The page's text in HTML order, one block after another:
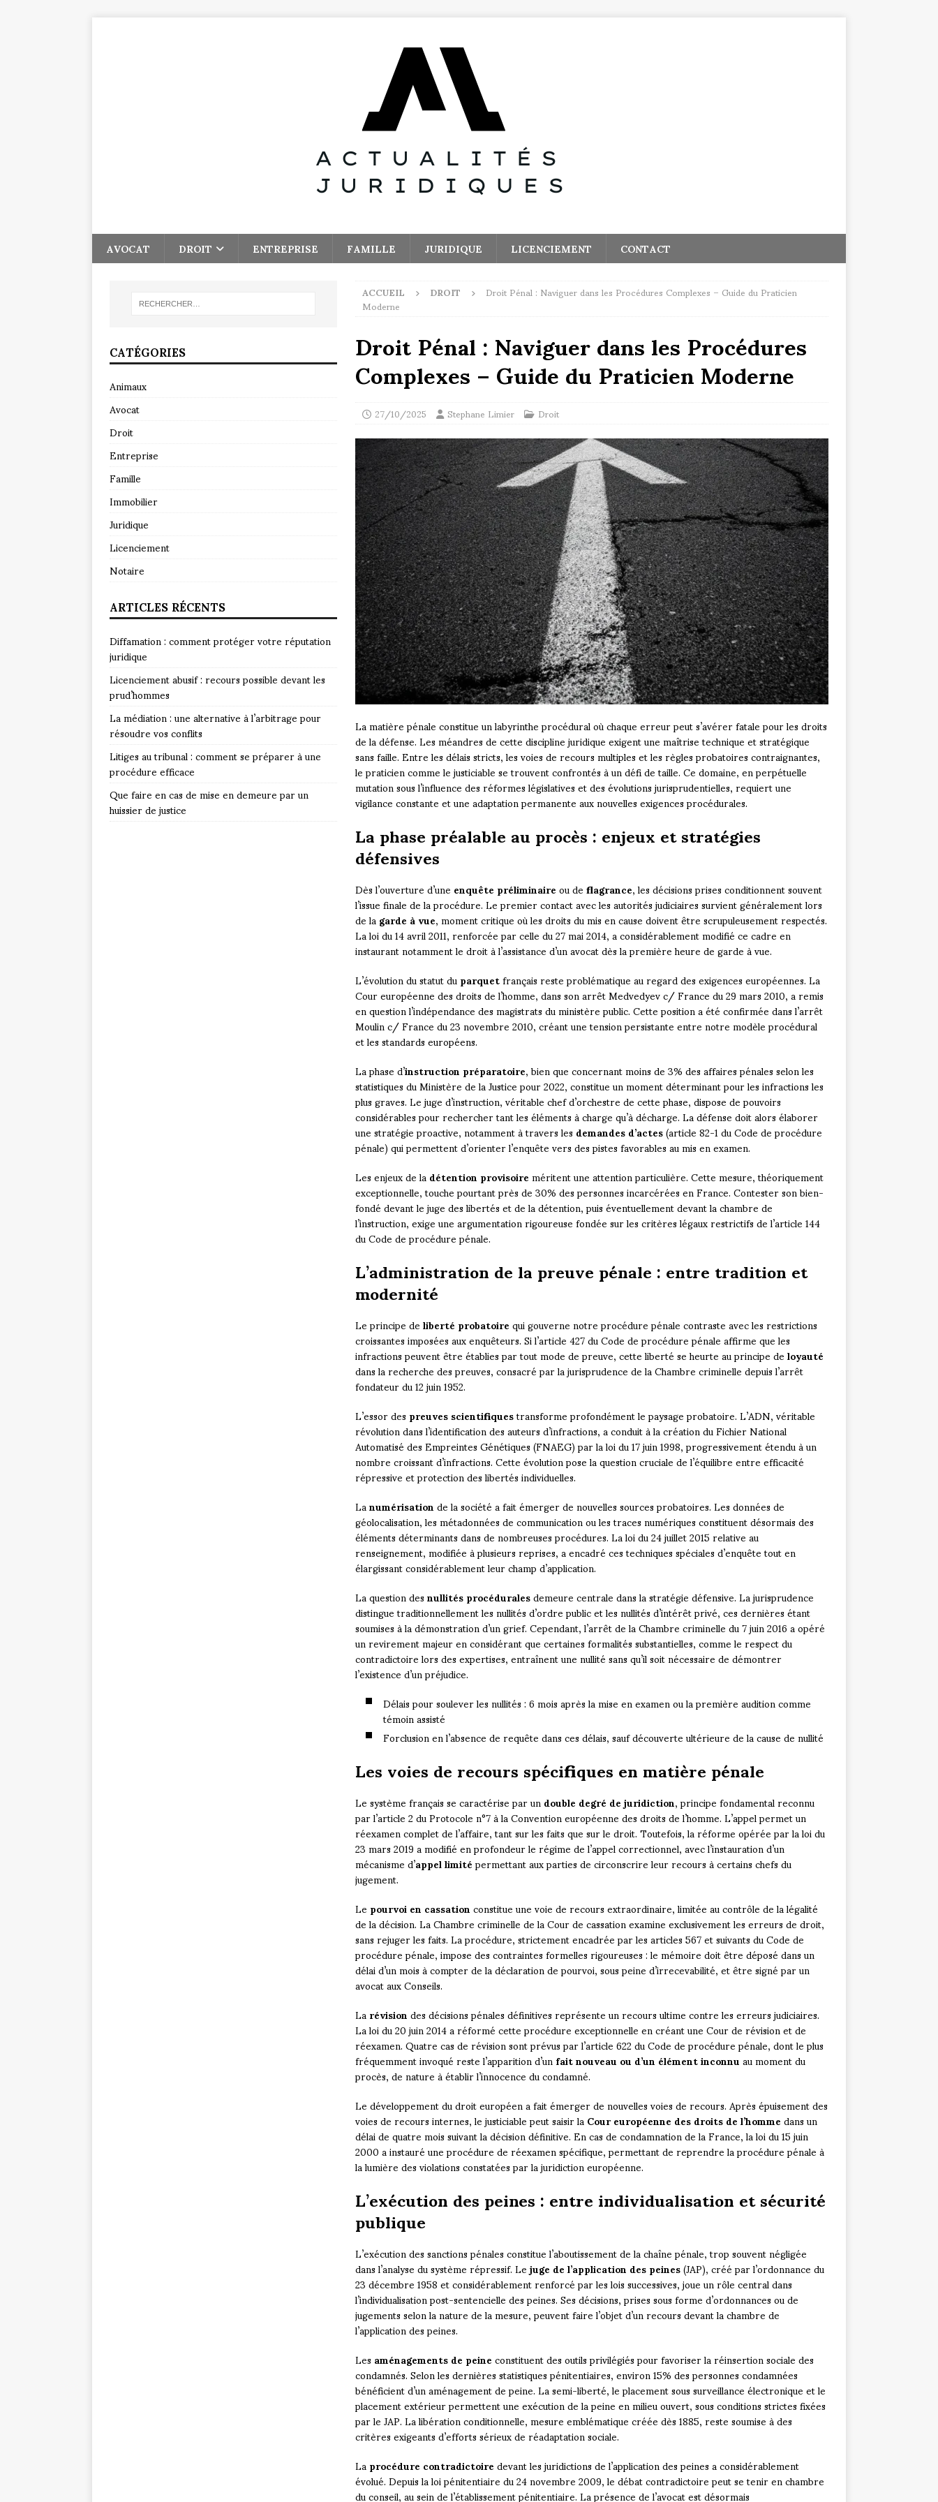
AVOCAT DROIT ENTREPRISE FAMILLE JURIDIQUE LICENCIEMENT CONTACT
ACCUEIL DROIT Droit Pénal : Naviguer dans les Procédures Complexes – Guide du Praticien
Moderne
Droit Pénal : Naviguer dans les Procédures
Complexes – Guide du Praticien Moderne
27/10/2025 Stephane Limier Droit
La matière pénale constitue un labyrinthe procédural où chaque erreur peut s’avérer fatale pour les droits
de la défense. Les méandres de cette discipline juridique exigent une maîtrise technique et stratégique
sans faille. Entre les délais stricts, les voies de recours multiples et les règles probatoires contraignantes,
le praticien comme le justiciable se trouvent confrontés à un défi de taille. Ce domaine, en perpétuelle
mutation sous l’influence des réformes législatives et des évolutions jurisprudentielles, requiert une
vigilance constante et une adaptation permanente aux nouvelles exigences procédurales.
La phase préalable au procès : enjeux et stratégies
défensives
Dès l’ouverture d’uneenquête préliminaireou deflagrance, les décisions prises conditionnent souvent
l’issue finale de la procédure. Le premier contact avec les autorités judiciaires survient généralement lors
de lagarde à vue, moment critique où les droits du mis en cause doivent être scrupuleusement respectés.
La loi du 14 avril 2011, renforcée par celle du 27 mai 2014, a considérablement modifié ce cadre en
instaurant notamment le droit à l’assistance d’un avocat dès la première heure de garde à vue.
L’évolution du statut duparquetfrançais reste problématique au regard des exigences européennes. La
Cour européenne des droits de l’homme, dans son arrêt Medvedyev c/ France du 29 mars 2010, a remis
en question l’indépendance des magistrats du ministère public. Cette position a été confirmée dans l’arrêt
Moulin c/ France du 23 novembre 2010, créant une tension persistante entre notre modèle procédural
et les standards européens.
La phase d’instruction préparatoire, bien que concernant moins de 3% des affaires pénales selon les
statistiques du Ministère de la Justice pour 2022, constitue un moment déterminant pour les infractions les
plus graves. Le juge d’instruction, véritable chef d’orchestre de cette phase, dispose de pouvoirs
considérables pour rechercher tant les éléments à charge qu’à décharge. La défense doit alors élaborer
une stratégie proactive, notamment à travers lesdemandes d’actes(article 82-1 du Code de procédure
pénale) qui permettent d’orienter l’enquête vers des pistes favorables au mis en examen.
Les enjeux de ladétention provisoireméritent une attention particulière. Cette mesure, théoriquement
exceptionnelle, touche pourtant près de 30% des personnes incarcérées en France. Contester son bien-
fondé devant le juge des libertés et de la détention, puis éventuellement devant la chambre de
l’instruction, exige une argumentation rigoureuse fondée sur les critères légaux restrictifs de l’article 144
du Code de procédure pénale.
L’administration de la preuve pénale : entre tradition et
modernité
Le principe deliberté probatoirequi gouverne notre procédure pénale contraste avec les restrictions
croissantes imposées aux enquêteurs. Si l’article 427 du Code de procédure pénale affirme que les
infractions peuvent être établies par tout mode de preuve, cette liberté se heurte au principe deloyauté
dans la recherche des preuves, consacré par la jurisprudence de la Chambre criminelle depuis l’arrêt
fondateur du 12 juin 1952.
L’essor despreuves scientifiquestransforme profondément le paysage probatoire. L’ADN, véritable
révolution dans l’identification des auteurs d’infractions, a conduit à la création du Fichier National
Automatisé des Empreintes Génétiques (FNAEG) par la loi du 17 juin 1998, progressivement étendu à un
nombre croissant d’infractions. Cette évolution pose la question cruciale de l’équilibre entre efficacité
répressive et protection des libertés individuelles.
Lanumérisationde la société a fait émerger de nouvelles sources probatoires. Les données de
géolocalisation, les métadonnées de communication ou les traces numériques constituent désormais des
éléments déterminants dans de nombreuses procédures. La loi du 24 juillet 2015 relative au
renseignement, modifiée à plusieurs reprises, a encadré ces techniques spéciales d’enquête tout en
élargissant considérablement leur champ d’application.
La question desnullités procéduralesdemeure centrale dans la stratégie défensive. La jurisprudence
distingue traditionnellement les nullités d’ordre public et les nullités d’intérêt privé, ces dernières étant
soumises à la démonstration d’un grief. Cependant, l’arrêt de la Chambre criminelle du 7 juin 2016 a opéré
un revirement majeur en considérant que certaines formalités substantielles, comme le respect du
contradictoire lors des expertises, entraînent une nullité sans qu’il soit nécessaire de démontrer
l’existence d’un préjudice.
Délais pour soulever les nullités : 6 mois après la mise en examen ou la première audition comme
témoin assisté
Forclusion en l’absence de requête dans ces délais, sauf découverte ultérieure de la cause de nullité
Les voies de recours spécifiques en matière pénale
Le système français se caractérise par undouble degré de juridiction, principe fondamental reconnu
par l’article 2 du Protocole n°7 à la Convention européenne des droits de l’homme. L’appel permet un
réexamen complet de l’affaire, tant sur les faits que sur le droit. Toutefois, la réforme opérée par la loi du
23 mars 2019 a modifié en profondeur le régime de l’appel correctionnel, avec l’instauration d’un
mécanisme d’appel limitépermettant aux parties de circonscrire leur recours à certains chefs du
jugement.
Lepourvoi en cassationconstitue une voie de recours extraordinaire, limitée au contrôle de la légalité
de la décision. La Chambre criminelle de la Cour de cassation examine exclusivement les erreurs de droit,
sans rejuger les faits. La procédure, strictement encadrée par les articles 567 et suivants du Code de
procédure pénale, impose des contraintes formelles rigoureuses : le mémoire doit être déposé dans un
délai d’un mois à compter de la déclaration de pourvoi, sous peine d’irrecevabilité, et être signé par un
avocat aux Conseils.
Larévisiondes décisions pénales définitives représente un recours ultime contre les erreurs judiciaires.
La loi du 20 juin 2014 a réformé cette procédure exceptionnelle en créant une Cour de révision et de
réexamen. Quatre cas de révision sont prévus par l’article 622 du Code de procédure pénale, dont le plus
fréquemment invoqué reste l’apparition d’unfait nouveau ou d’un élément inconnuau moment du
procès, de nature à établir l’innocence du condamné.
Le développement du droit européen a fait émerger de nouvelles voies de recours. Après épuisement des
voies de recours internes, le justiciable peut saisir laCour européenne des droits de l’hommedans un
délai de quatre mois suivant la décision définitive. En cas de condamnation de la France, la loi du 15 juin
2000 a instauré une procédure de réexamen spécifique, permettant de reprendre la procédure pénale à
la lumière des violations constatées par la juridiction européenne.
L’exécution des peines : entre individualisation et sécurité
publique
L’exécution des sanctions pénales constitue l’aboutissement de la chaîne pénale, trop souvent négligée
dans l’analyse du système répressif. Lejuge de l’application des peines(JAP), créé par l’ordonnance du
23 décembre 1958 et considérablement renforcé par les lois successives, joue un rôle central dans
l’individualisation post-sentencielle des peines. Ses décisions, prises sous forme d’ordonnances ou de
jugements selon la nature de la mesure, peuvent faire l’objet d’un recours devant la chambre de
l’application des peines.
Lesaménagements de peineconstituent des outils privilégiés pour favoriser la réinsertion sociale des
condamnés. Selon les dernières statistiques pénitentiaires, environ 15% des personnes condamnées
bénéficient d’un aménagement de peine. La semi-liberté, le placement sous surveillance électronique et le
placement extérieur permettent une exécution de la peine en milieu ouvert, sous conditions strictes fixées
par le JAP. La libération conditionnelle, mesure emblématique créée dès 1885, reste soumise à des
critères exigeants d’efforts sérieux de réadaptation sociale.
Laprocédure contradictoiredevant les juridictions de l’application des peines a considérablement
évolué. Depuis la loi pénitentiaire du 24 novembre 2009, le débat contradictoire peut se tenir en chambre
du conseil, au sein de l’établissement pénitentiaire. La présence de l’avocat est désormais
CATÉGORIES
Animaux
Avocat
Droit
Entreprise
Famille
Immobilier
Juridique
Licenciement
Notaire
ARTICLES RÉCENTS
Diffamation : comment protéger votre réputation
juridique
Licenciement abusif : recours possible devant les
prud’hommes
La médiation : une alternative à l’arbitrage pour
résoudre vos conflits
Litiges au tribunal : comment se préparer à une
procédure efficace
Que faire en cas de mise en demeure par un
huissier de justice